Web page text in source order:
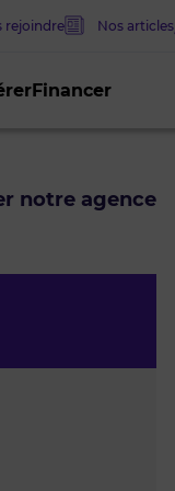
Financer
rejoindre Nos articles
notre agence